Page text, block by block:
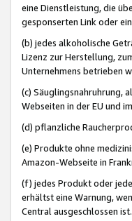
eine Dienstleistung, die
gesponserten Link oder
(b) jedes alkoholische
Lizenz zur Herstellung,
Unternehmens betrieben
(c) Säuglingsnahruhrung,
Webseiten in der EU und
(d) pflanzliche
(e) Produkte ohne
Amazon-Webseite in
(f) jedes Produkt oder
erhältst eine Warnung,
Central ausgeschlossen ist.